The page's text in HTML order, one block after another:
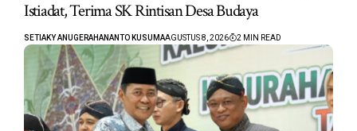
Istiadat, Terima SK Rintisan Desa Budaya
SETIAKY ANUGERAHANANTO KUSUMAAGUSTUS 8, 2026 2 MIN READ